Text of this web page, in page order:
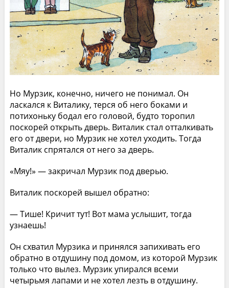
Но Мурзик, конечно, ничего не понимал. Он
ласкался к Виталику, терся об него боками и
потихоньку бодал его головой, будто торопил
поскорей открыть дверь. Виталик стал отталкивать
его от двери, но Мурзик не хотел уходить. Тогда
Виталик спрятался от него за дверь.
«Мяу!» — закричал Мурзик под дверью.
Виталик поскорей вышел обратно:
— Тише! Кричит тут! Вот мама услышит, тогда
узнаешь!
Он схватил Мурзика и принялся запихивать его
обратно в отдушину под домом, из которой Мурзик
только что вылез. Мурзик упирался всеми
четырьмя лапами и не хотел лезть в отдушину.